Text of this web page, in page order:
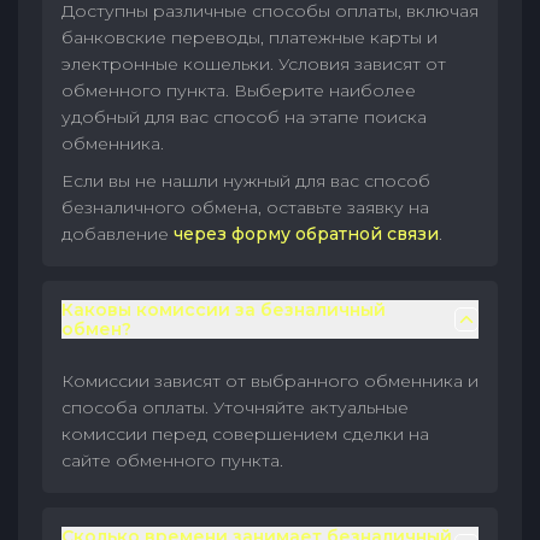
Доступны различные способы оплаты, включая
банковские переводы, платежные карты и
электронные кошельки. Условия зависят от
обменного пункта. Выберите наиболее
удобный для вас способ на этапе поиска
обменника.
Если вы не нашли нужный для вас способ
безналичного обмена, оставьте заявку на
добавление через форму обратной связи.
Каковы комиссии за безналичный
обмен?
Комиссии зависят от выбранного обменника и
способа оплаты. Уточняйте актуальные
комиссии перед совершением сделки на
сайте обменного пункта.